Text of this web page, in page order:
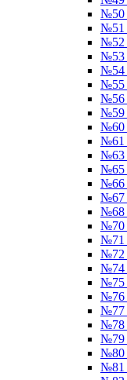
№50
№51
№52
№53
№54
№55
№56
№59
№60
№61
№63
№65
№66
№67
№68
№70
№71
№72
№74
№75
№76
№77
№78
№79
№80
№81